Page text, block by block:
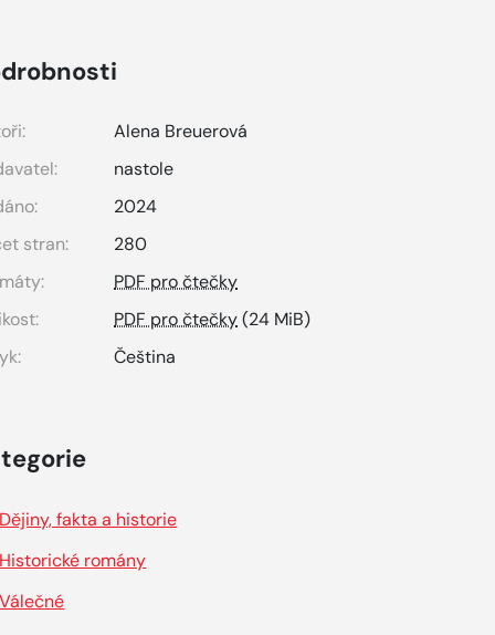
Alena Breuerová
nastole
2024
stran:
280
PDF pro čtečky
PDF pro čtečky(24 MiB)
Čeština
Dějiny, fakta a historie
Historické romány
Válečné